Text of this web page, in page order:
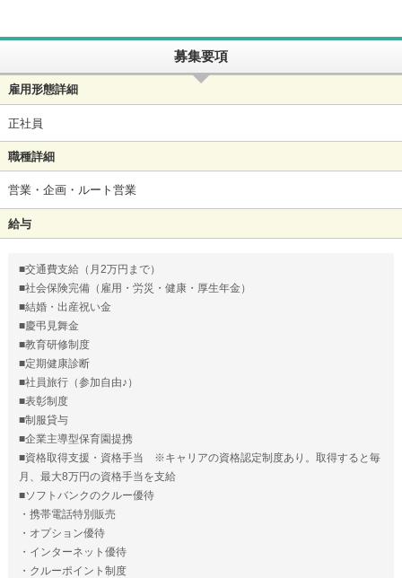
募集要項
雇用形態詳細
正社員
職種詳細
営業・企画・ルート営業
給与
■交通費支給（月2万円まで）
■社会保険完備（雇用・労災・健康・厚生年金）
■結婚・出産祝い金
■慶弔見舞金
■教育研修制度
■定期健康診断
■社員旅行（参加自由♪）
■表彰制度
■制服貸与
■企業主導型保育園提携
■資格取得支援・資格手当 ※キャリアの資格認定制度あり。取得すると毎
月、最大8万円の資格手当を支給
■ソフトバンクのクルー優待
・携帯電話特別販売
・オプション優待
・インターネット優待
・クルーポイント制度